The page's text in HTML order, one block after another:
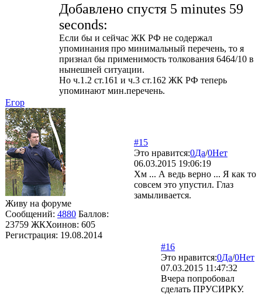
Добавлено спустя 5 minutes 59
seconds:
Если бы и сейчас ЖК РФ не содержал
упоминания про минимальный перечень, то я
признал бы применимость толкования 6464/10 в
нынешней ситуации.
Но ч.1.2 ст.161 и ч.3 ст.162 ЖК РФ теперь
упоминают мин.перечень.
Егор
Живу на форуме
Сообщений: 4880 Баллов:
23759 ЖКХоинов: 605
Регистрация: 19.08.2014
#15
Это нравится:0Да/0Нет
06.03.2015 19:06:19
Хм ... А ведь верно ... Я как то
совсем это упустил. Глаз
замыливается.
#16
Это нравится:0Да/0Нет
07.03.2015 11:47:32
Вчера попробовал
сделать ПРУСИРКУ.